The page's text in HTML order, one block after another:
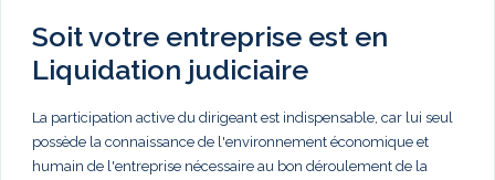
Soit votre entreprise est en
Liquidation judiciaire
La participation active du dirigeant est indispensable, car lui seul
possède la connaissance de l'environnement économique et
humain de l'entreprise nécessaire au bon déroulement de la